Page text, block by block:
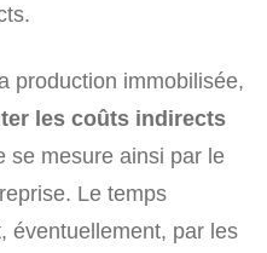
production immobilisée,
les coûts indirects
se mesure ainsi par le
Le temps
éventuellement, par les